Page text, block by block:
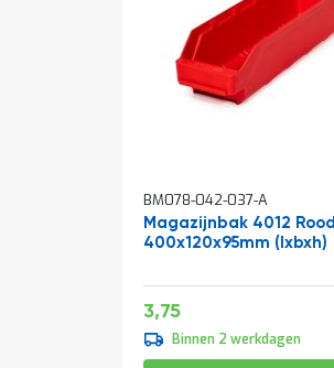
BM078-042-037-A
Magazijnbak 4012 Rood
400x120x95mm (lxbxh)
Speciale
prijs
3,75
Binnen 2 werkdagen